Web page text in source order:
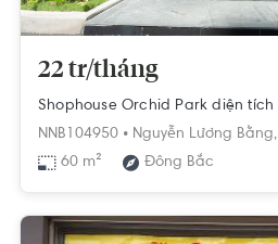
22 tr/tháng
NNB104950 • Nguyễn Lương Bằng,
60 m²
Đông Bắc